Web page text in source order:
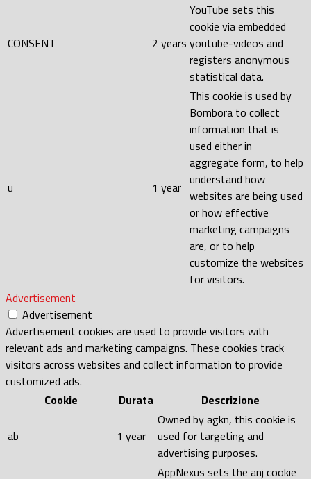
CONSENT 2 years
YouTube sets this
cookie via embedded
youtube-videos and
registers anonymous
statistical data.
u 1 year
This cookie is used by
Bombora to collect
information that is
used either in
aggregate form, to help
understand how
websites are being used
or how effective
marketing campaigns
are, or to help
customize the websites
for visitors.
Advertisement
Advertisement
Advertisement cookies are used to provide visitors with
relevant ads and marketing campaigns. These cookies track
visitors across websites and collect information to provide
customized ads.
Cookie
Durata Descrizione
ab 1 year
Owned by agkn, this cookie is
used for targeting and
advertising purposes.
AppNexus sets the anj cookie